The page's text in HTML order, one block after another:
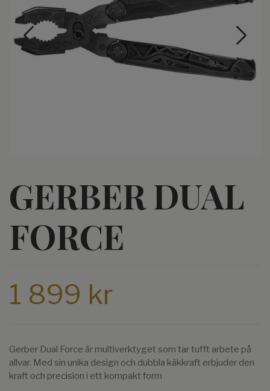
GERBER DUAL
FORCE
1 899 kr
Gerber Dual Force är multiverktyget som tar tufft arbete på
allvar. Med sin unika design och dubbla käkkraft erbjuder den
kraft och precision i ett kompakt form